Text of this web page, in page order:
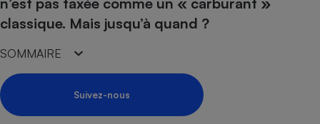
classique. Mais jusqu’à quand ?
SOMMAIRE
Suivez-nous
Sécurité - Hygiène
Assurance
Banque - Crédit
Circulation routière
Moto
Supermarché - Drive
Comparatif
Comparatif plaque à
Comparatif casque audio
Comparatif barre de son
Crédit immobilier
Comparatif tondeuse
Comparatif poêle à
Choisir son fioul
Choisir son pellet
Comparateur assurance emprunteur
Energie Moins Chère Ensemble